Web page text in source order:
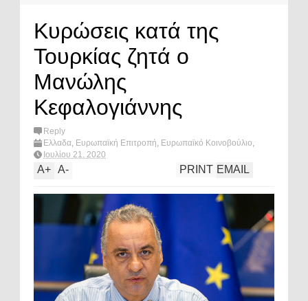
Κυρώσεις κατά της
Τουρκίας ζητά ο
Μανώλης
Κεφαλογιάννης
Reply
Ελλαδα, Ευρωπαϊκή Επιτροπή, Ευρωπαϊκό Κοινοβούλιο,
Ευρώπη,μανωλης κεφαλογιαννης
What's hot?
Ιουλίου 21, 2020
A+ A- EMAIL
PRINT